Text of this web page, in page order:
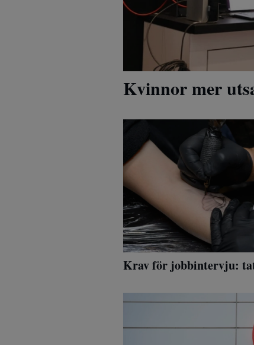
Kvinnor mer
Krav för jobbintervju: